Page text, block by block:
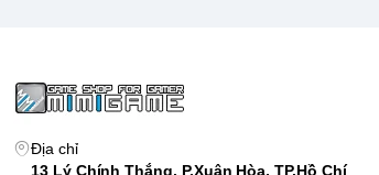
Địa chỉ
13 Lý Chính Thắng, P.Xuân Hòa, TP.Hồ Chí